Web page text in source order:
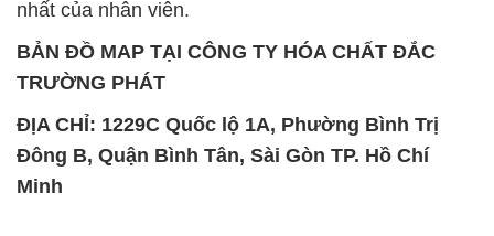
nhất của nhân viên.
BẢN ĐỒ MAP TẠI CÔNG TY HÓA CHẤT ĐẮC
TRƯỜNG PHÁT
ĐỊA CHỈ: 1229C Quốc lộ 1A, Phường Bình Trị
Đông B, Quận Bình Tân, Sài Gòn TP. Hồ Chí
Minh